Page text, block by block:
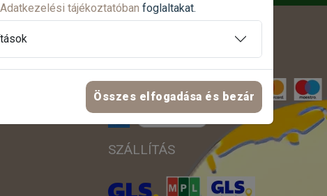
ÉS
SZÁLLÍTÁS
Adatkezelési tájékoztatóban foglaltakat.
Összes elfogadása és bezár